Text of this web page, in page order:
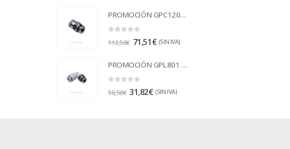
PROMOCIÓN GPC1201 Racor
113,50€ 71,51€ (SIN IVA)
PROMOCIÓN GPL801 Racor
50,50€ 31,82€ (SIN IVA)